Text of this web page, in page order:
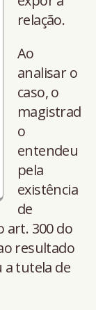
relação.
Ao
analisar o
caso, o
magistrad
o
entendeu
pela
existência
de
art. 300 do
resultado
a tutela de